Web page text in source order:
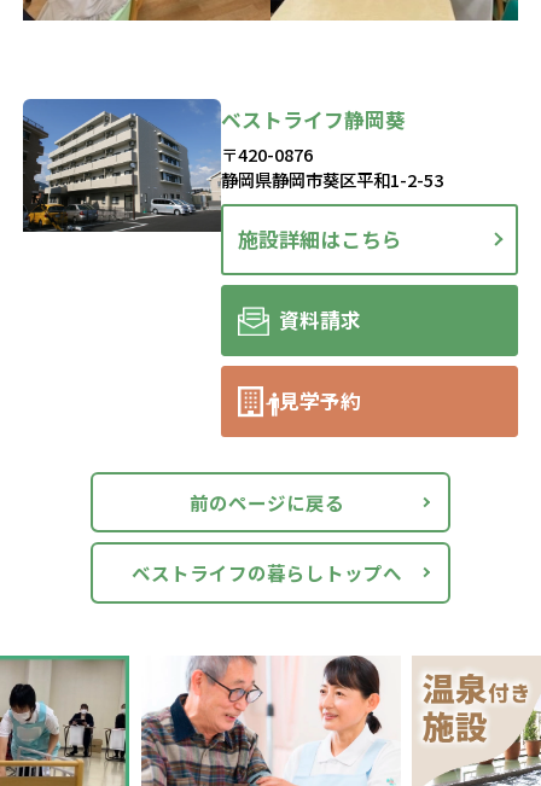
ベストライフ静岡葵
〒420-0876
静岡県静岡市葵区平和1-2-53
施設詳細はこちら
資料請求
見学予約
前のページに戻る
ベストライフの暮らしトップへ